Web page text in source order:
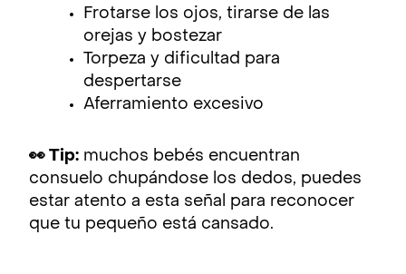
Frotarse los ojos, tirarse de las
orejas y bostezar
Torpeza y dificultad para
despertarse
Aferramiento excesivo
👀 Tip: muchos bebés encuentran
consuelo chupándose los dedos, puedes
estar atento a esta señal para reconocer
que tu pequeño está cansado.